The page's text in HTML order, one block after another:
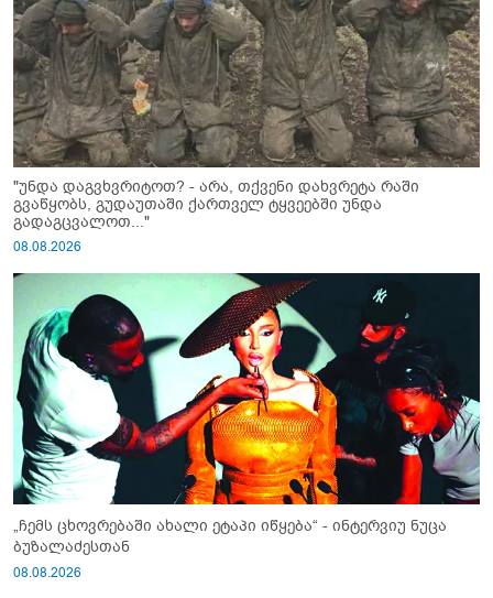
"უნდა დაგვხვრიტოთ? - არა, თქვენი დახვრეტა რაში
გვაწყობს, გუდაუთაში ქართველ ტყვეებში უნდა
გადაგცვალოთ..."
08.08.2026
„ჩემს ცხოვრებაში ახალი ეტაპი იწყება“ - ინტერვიუ ნუცა
ბუზალაძესთან
08.08.2026